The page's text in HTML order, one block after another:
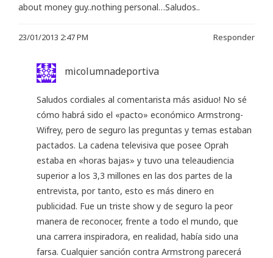
about money guy..nothing personal…Saludos..
23/01/2013 2:47 PM Responder
micolumnadeportiva
Saludos cordiales al comentarista más asiduo! No sé
cómo habrá sido el «pacto» económico Armstrong-
Wifrey, pero de seguro las preguntas y temas estaban
pactados. La cadena televisiva que posee Oprah
estaba en «horas bajas» y tuvo una teleaudiencia
superior a los 3,3 millones en las dos partes de la
entrevista, por tanto, esto es más dinero en
publicidad. Fue un triste show y de seguro la peor
manera de reconocer, frente a todo el mundo, que
una carrera inspiradora, en realidad, había sido una
farsa. Cualquier sanción contra Armstrong parecerá